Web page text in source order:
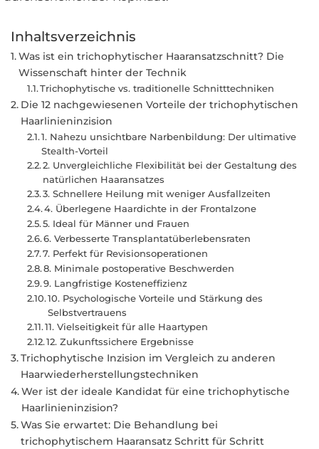
Inhaltsverzeichnis
Was ist ein trichophytischer Haaransatzschnitt? Die
Wissenschaft hinter der Technik
Trichophytische vs. traditionelle Schnitttechniken
Die 12 nachgewiesenen Vorteile der trichophytischen
Haarlinieninzision
1. Nahezu unsichtbare Narbenbildung: Der ultimative
Stealth-Vorteil
2. Unvergleichliche Flexibilität bei der Gestaltung des
natürlichen Haaransatzes
3. Schnellere Heilung mit weniger Ausfallzeiten
4. Überlegene Haardichte in der Frontalzone
5. Ideal für Männer und Frauen
6. Verbesserte Transplantatüberlebensraten
7. Perfekt für Revisionsoperationen
8. Minimale postoperative Beschwerden
9. Langfristige Kosteneffizienz
10. Psychologische Vorteile und Stärkung des
Selbstvertrauens
11. Vielseitigkeit für alle Haartypen
12. Zukunftssichere Ergebnisse
Trichophytische Inzision im Vergleich zu anderen
Haarwiederherstellungstechniken
Wer ist der ideale Kandidat für eine trichophytische
Haarlinieninzision?
Was Sie erwartet: Die Behandlung bei
trichophytischem Haaransatz Schritt für Schritt